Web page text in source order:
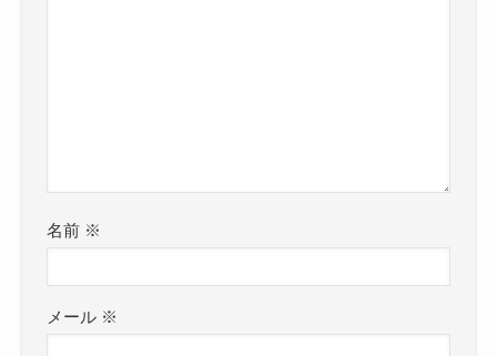
名前 ※
メール ※